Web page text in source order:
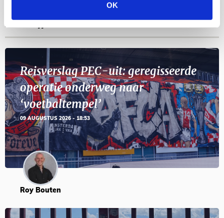
OK
BLOGS
Reisverslag PEC-uit: geregisseerde
operatie onderweg naar
‘voetbaltempel’
09 AUGUSTUS 2026 - 18:53
Roy Bouten